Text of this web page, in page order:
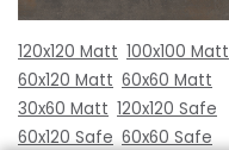
120x120 Matt 100x100 Matt
60x120 Matt 60x60 Matt
30x60 Matt 120x120 Safe
60x120 Safe 60x60 Safe